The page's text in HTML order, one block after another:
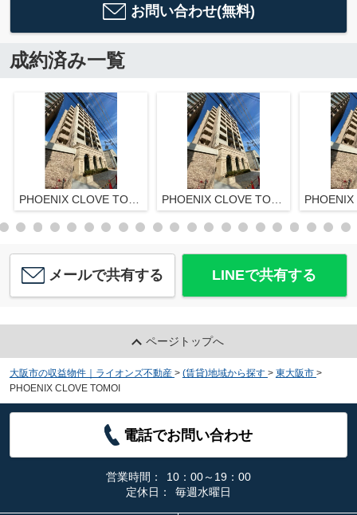
お問い合わせ(無料)
成約済み一覧
PHOENIX CLOVE TOMOI PHOENIX CLOVE TOMOI
メールで共有する LINEで共有する
ページトップへ
大阪市の収益物件｜ライオンズ不動産 > (賃貸)地域から探す > 東大阪市 >
PHOENIX CLOVE TOMOI
電話でお問い合わせ
営業時間：
10：00～19：00
定休日：
毎週水曜日